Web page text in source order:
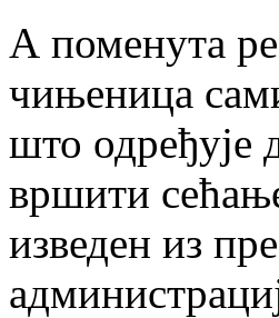
А поменута
чињеница
што одређује
вршити
изведен из